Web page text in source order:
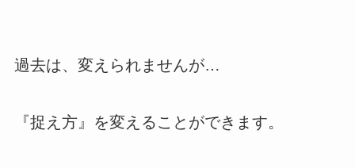
過去は、変えられませんが…
『捉え方』を変えることができます。